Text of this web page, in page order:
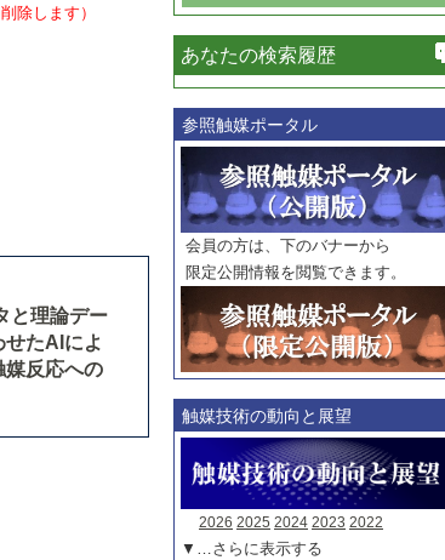
除します）
と理論デー
たAIによ
媒反応への
必ず含む
巻・号指定
巻
号
範囲指定
巻
号～
巻
号
触媒年鑑
年度
記事種別
マーク：
マークあり
あなたの検索履歴
参照触媒ポータル
会員の方は、下のバナーから
限定公開情報を閲覧できます。
触媒技術の動向と展望
2026 2025 2024 2023 2022
▼…さらに表示する